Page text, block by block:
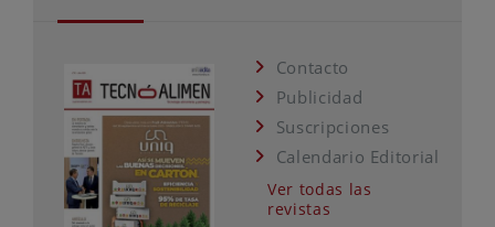
Contacto
Publicidad
Suscripciones
Calendario Editorial
Ver todas las
revistas